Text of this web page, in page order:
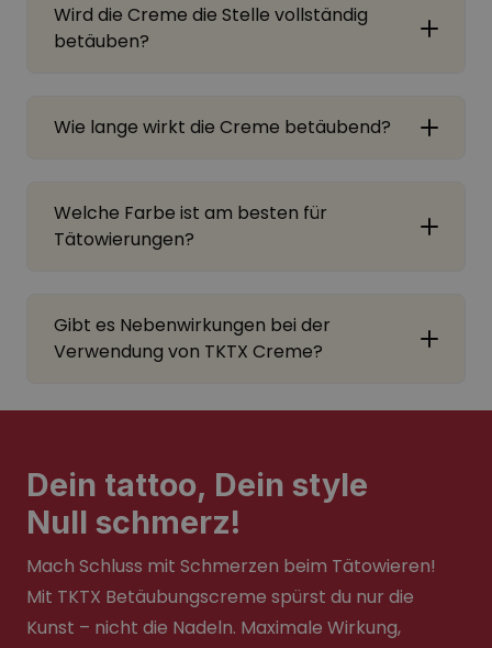
Wird die Creme die Stelle vollständig
betäuben?
Wie lange wirkt die Creme betäubend?
Welche Farbe ist am besten für
Tätowierungen?
Gibt es Nebenwirkungen bei der
Verwendung von TKTX Creme?
Dein tattoo, Dein style
Null schmerz!
Mach Schluss mit Schmerzen beim Tätowieren!
Mit TKTX Betäubungscreme spürst du nur die
Kunst – nicht die Nadeln. Maximale Wirkung,